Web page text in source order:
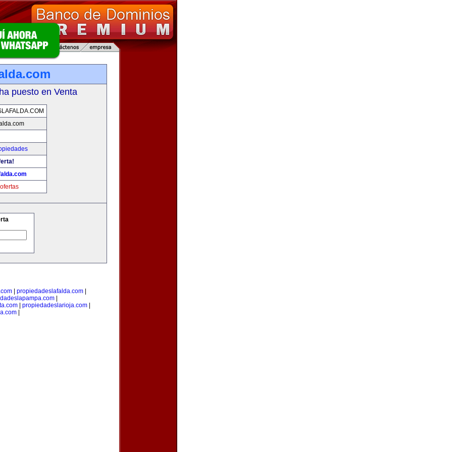
puesto en Venta
propiedadeslafalda.com
| propiedadeslarioja.com|
|